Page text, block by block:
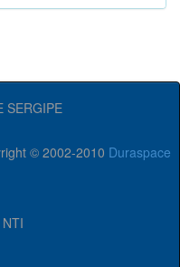
SERGIPE
© 2002-2010 Duraspace